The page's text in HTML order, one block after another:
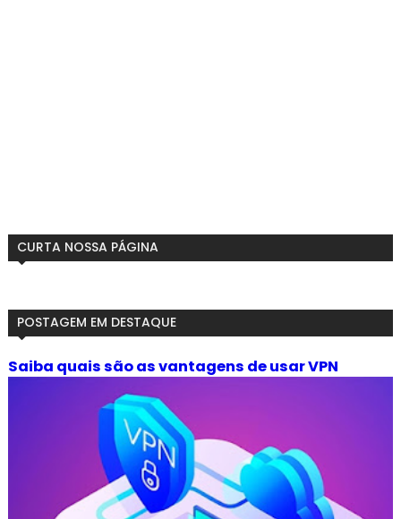
CURTA NOSSA PÁGINA
POSTAGEM EM DESTAQUE
Saiba quais são as vantagens de usar VPN